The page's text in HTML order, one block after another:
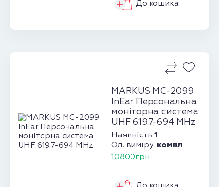
До кошика
MARKUS MC-2099
InEar Персональна
моніторна система
UHF 619.7-694 MHz
Наявність 1
Од. виміру: компл
10800грн